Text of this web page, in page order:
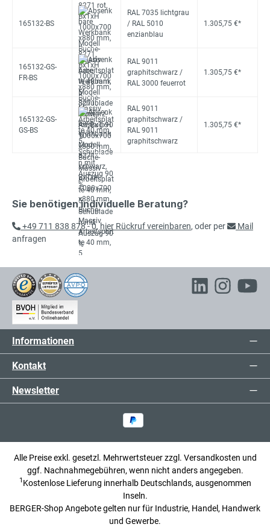
165132-BS
RAL 7035 lichtgrau
/ RAL 5010
enzianblau
1.305,75 €*
165132-GS-
FR-BS
RAL 9011
graphitschwarz /
RAL 3000 feuerrot
1.305,75 €*
165132-GS-
GS-BS
RAL 9011
graphitschwarz /
RAL 9011
graphitschwarz
1.305,75 €*
Sie benötigen individuelle Beratung?
+49 711 838 878 - 0,hier Rückruf vereinbaren, oder per
Mail
anfragen
Informationen
Kontakt
Newsletter
Alle Preise exkl. gesetzl. Mehrwertsteuer zzgl. Versandkosten und
ggf. Nachnahmegebühren, wenn nicht anders angegeben.
1 Kostenlose Lieferung innerhalb Deutschlands, ausgenommen
Inseln.
BERGER-Shop Angebote gelten nur für Industrie, Handel, Handwerk
und Gewerbe.